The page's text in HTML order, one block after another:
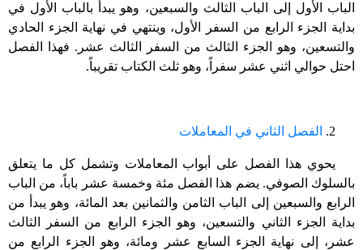
الباب الأول إلى الباب الثالث والسبعين، وهو يبدأ بالباب الأول في
بداية الجزء الرابع من السفر الأول، وينتهي في نهاية الجزء الحادي
والتسعين، وهو الجزء الثالث من السفر الثالث عشر. فهذا الفصل
احتل حوالي اثني عشر سفراً، وهو ثلث الكتاب تقريباً.
2. الفصل الثاني في المعاملات
يحوي هذا الفصل على أبواب المعاملات وتشمل كل ما يتعلق
بالسلوك الصوفي. يضم هذا الفصل مئة وخمسة عشر باباً، من الباب
الرابع والسبعين إلى الباب الثامن والثمانين بعد المائة، وهو يبدأ من
بداية الجزء الثاني والتسعين، وهو الجزء الرابع من السفر الثالث
عشر، إلى نهاية الجزء السابع عشر ومائة، وهو الجزء الرابع من